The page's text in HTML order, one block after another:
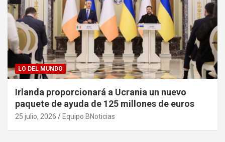
LO DEL MUNDO
Irlanda proporcionará a Ucrania un nuevo
paquete de ayuda de 125 millones de euros
25 julio, 2026 Equipo BNoticias